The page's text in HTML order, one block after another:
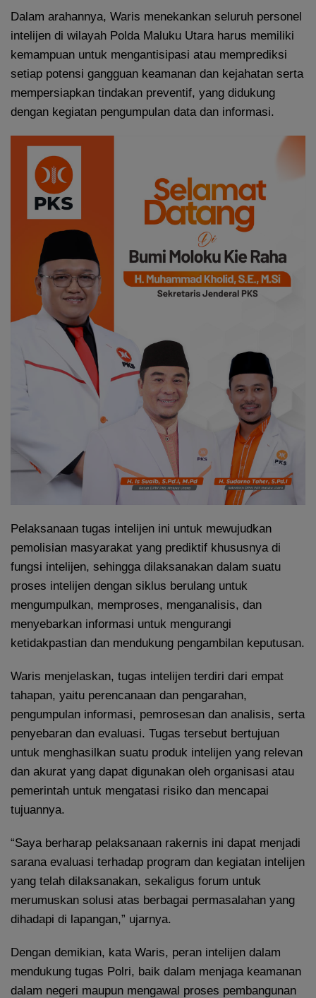
Dalam arahannya, Waris menekankan seluruh personel
intelijen di wilayah Polda Maluku Utara harus memiliki
kemampuan untuk mengantisipasi atau memprediksi
setiap potensi gangguan keamanan dan kejahatan serta
mempersiapkan tindakan preventif, yang didukung
dengan kegiatan pengumpulan data dan informasi.
Pelaksanaan tugas intelijen ini untuk mewujudkan
pemolisian masyarakat yang prediktif khususnya di
fungsi intelijen, sehingga dilaksanakan dalam suatu
proses intelijen dengan siklus berulang untuk
mengumpulkan, memproses, menganalisis, dan
menyebarkan informasi untuk mengurangi
ketidakpastian dan mendukung pengambilan keputusan.
Waris menjelaskan, tugas intelijen terdiri dari empat
tahapan, yaitu perencanaan dan pengarahan,
pengumpulan informasi, pemrosesan dan analisis, serta
penyebaran dan evaluasi. Tugas tersebut bertujuan
untuk menghasilkan suatu produk intelijen yang relevan
dan akurat yang dapat digunakan oleh organisasi atau
pemerintah untuk mengatasi risiko dan mencapai
tujuannya.
“Saya berharap pelaksanaan rakernis ini dapat menjadi
sarana evaluasi terhadap program dan kegiatan intelijen
yang telah dilaksanakan, sekaligus forum untuk
merumuskan solusi atas berbagai permasalahan yang
dihadapi di lapangan,” ujarnya.
Dengan demikian, kata Waris, peran intelijen dalam
mendukung tugas Polri, baik dalam menjaga keamanan
dalam negeri maupun mengawal proses pembangunan